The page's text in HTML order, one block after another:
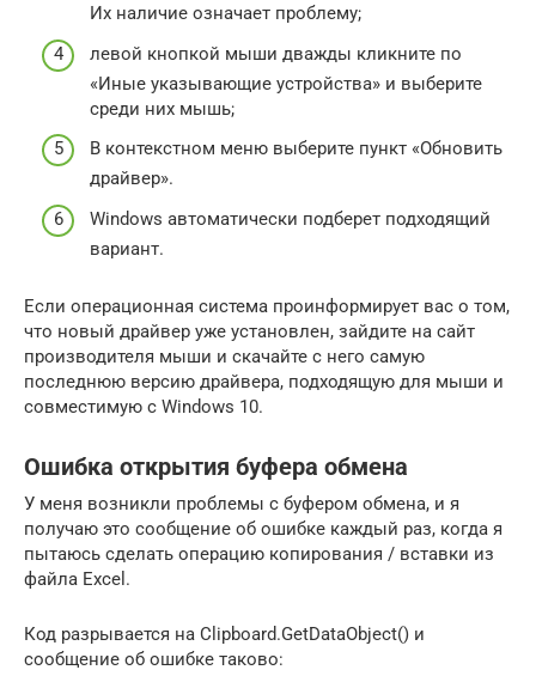
Их наличие означает проблему;
левой кнопкой мыши дважды кликните по
«Иные указывающие устройства» и выберите
среди них мышь;
В контекстном меню выберите пункт «Обновить
драйвер».
Windows автоматически подберет подходящий
вариант.
Если операционная система проинформирует вас о том,
что новый драйвер уже установлен, зайдите на сайт
производителя мыши и скачайте с него самую
последнюю версию драйвера, подходящую для мыши и
совместимую с Windows 10.
Ошибка открытия буфера обмена
У меня возникли проблемы с буфером обмена, и я
получаю это сообщение об ошибке каждый раз, когда я
пытаюсь сделать операцию копирования / вставки из
файла Excel.
Код разрывается на Clipboard.GetDataObject() и
сообщение об ошибке таково: